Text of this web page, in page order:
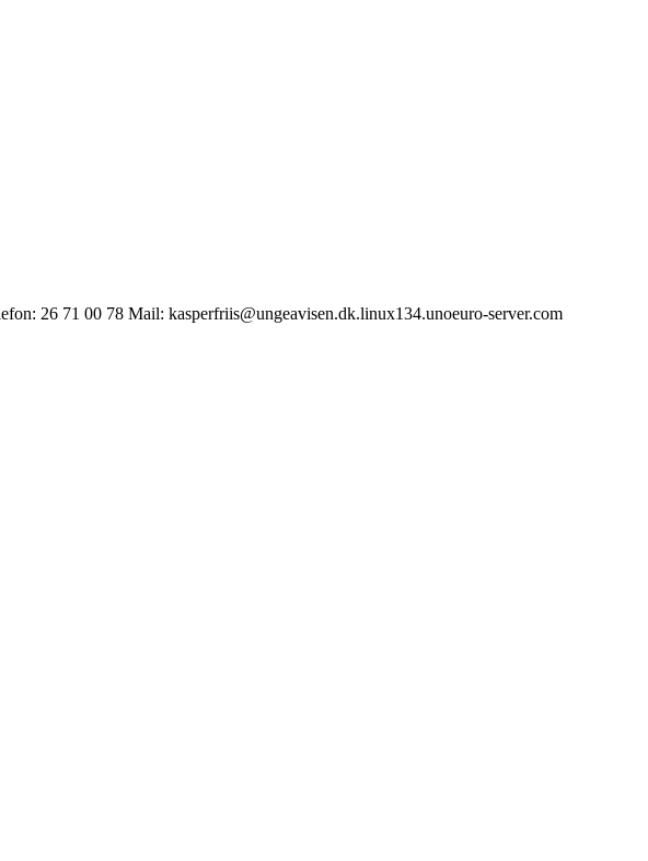
26 71 00 78 Mail: kasperfriis@ungeavisen.dk.linux134.unoeuro-server.com